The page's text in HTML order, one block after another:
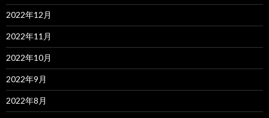
2022年12月
2022年11月
2022年10月
2022年9月
2022年8月